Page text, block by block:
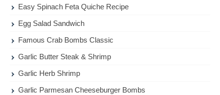
Easy Spinach Feta Quiche Recipe
Egg Salad Sandwich
Famous Crab Bombs Classic
Garlic Butter Steak & Shrimp
Garlic Herb Shrimp
Garlic Parmesan Cheeseburger Bombs